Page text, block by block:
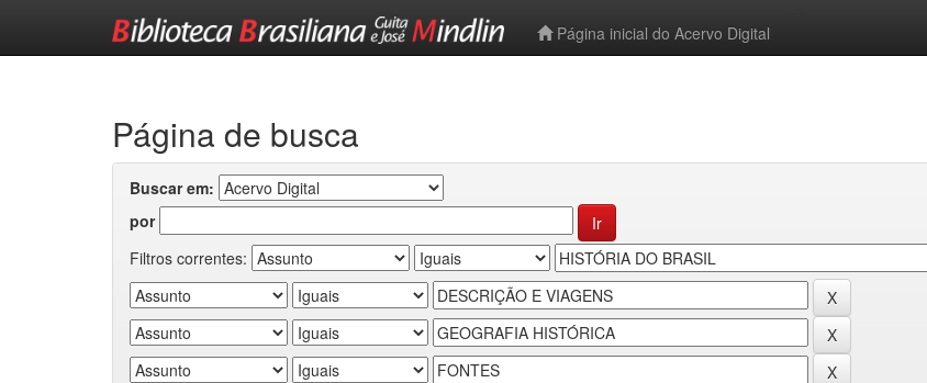
Página inicial do Acervo Digital
Página de busca
Buscar em:
por
Filtros correntes: